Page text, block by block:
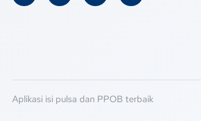
Aplikasi isi pulsa dan PPOB terbaik